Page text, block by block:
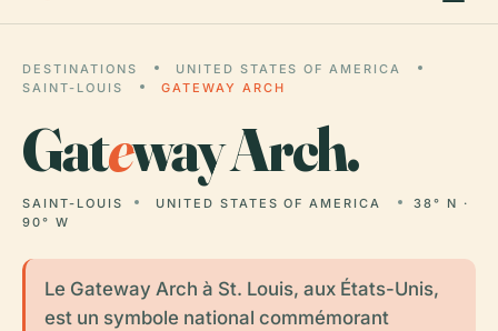
DESTINATIONS
UNITED STATES OF AMERICA
SAINT-LOUIS
GATEWAY ARCH
Gateway Arch.
SAINT-LOUIS UNITED STATES OF AMERICA
38° N ·
90° W
Le Gateway Arch à St. Louis, aux États-Unis,
est un symbole national commémorant